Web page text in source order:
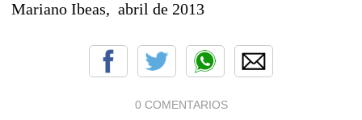
Mariano Ibeas, abril de 2013
0 COMENTARIOS